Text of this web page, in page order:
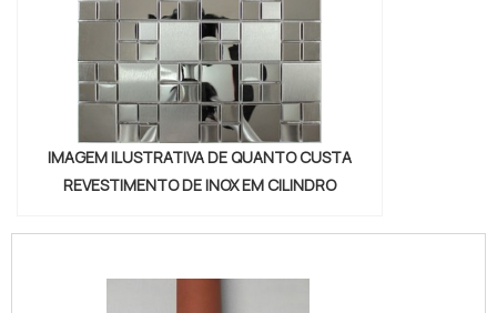
IMAGEM ILUSTRATIVA DE QUANTO CUSTA
REVESTIMENTO DE INOX EM CILINDRO